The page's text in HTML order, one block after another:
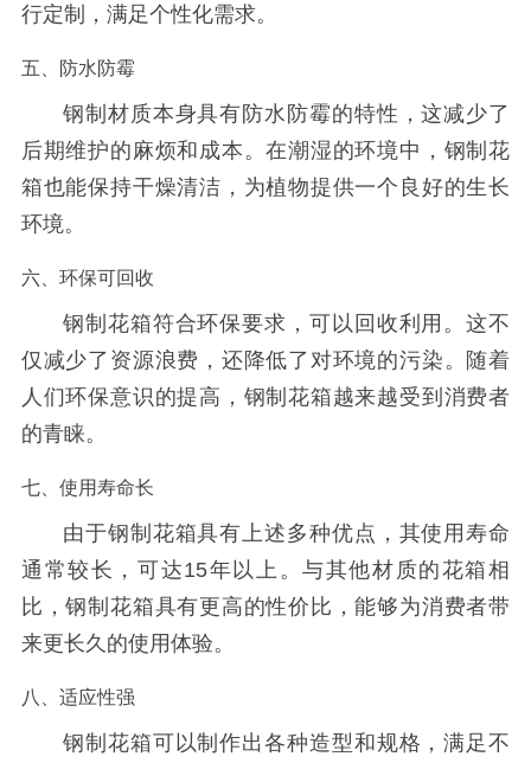
行定制，满足个性化需求。
五、防水防霉
钢制材质本身具有防水防霉的特性，这减少了
后期维护的麻烦和成本。在潮湿的环境中，钢制花
箱也能保持干燥清洁，为植物提供一个良好的生长
环境。
六、环保可回收
钢制花箱符合环保要求，可以回收利用。这不
仅减少了资源浪费，还降低了对环境的污染。随着
人们环保意识的提高，钢制花箱越来越受到消费者
的青睐。
七、使用寿命长
由于钢制花箱具有上述多种优点，其使用寿命
通常较长，可达15年以上。与其他材质的花箱相
比，钢制花箱具有更高的性价比，能够为消费者带
来更长久的使用体验。
八、适应性强
钢制花箱可以制作出各种造型和规格，满足不